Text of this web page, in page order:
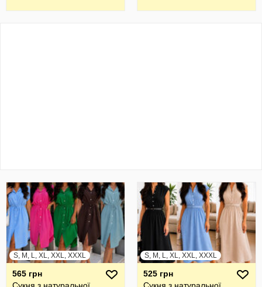
S, M, L, XL, XXL, XXXL
565 грн
S, M, L, XL, XXL, XXXL
525 грн